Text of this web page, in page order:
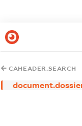
CAHEADER.SEARCH